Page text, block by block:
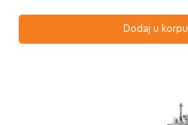
Dodaj u korpu